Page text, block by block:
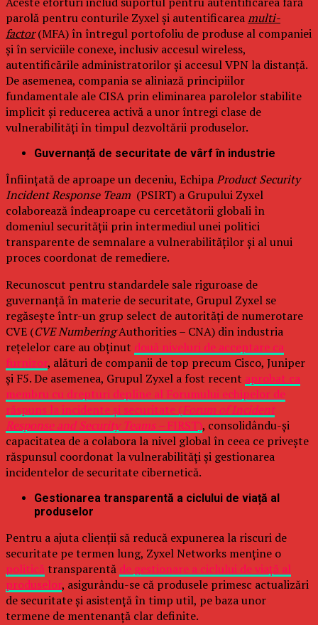
parolă pentru conturile Zyxel și autentificareamulti-
factor(MFA) în întregul portofoliu de produse al companiei
și în serviciile conexe, inclusiv accesul wireless,
autentificările administratorilor și accesul VPN la distanță.
De asemenea, compania se aliniază principiilor
fundamentale ale CISA prin eliminarea parolelor stabilite
implicit și reducerea activă a unor întregi clase de
vulnerabilități în timpul dezvoltării produselor.
Guvernanță de securitate de vârf în industrie
Înființată de aproape un deceniu, EchipaProduct Security
Incident Response Team (PSIRT) a Grupului Zyxel
colaborează îndeaproape cu cercetătorii globali în
domeniul securității prin intermediul unei politici
transparente de semnalare a vulnerabilităților și al unui
proces coordonat de remediere.
Recunoscut pentru standardele sale riguroase de
guvernanță în materie de securitate, Grupul Zyxel se
regăsește într-un grup select de autorități de numerotare
CVE (CVE NumberingAuthorities – CNA) din industria
rețelelor care au obținut două niveluri de acceptare ca
furnizor, alături de companii de top precum Cisco, Juniper
și F5. De asemenea, Grupul Zyxel a fost recent aprobat ca
membru cu drepturi depline al Forumului echipelor de
răspuns la incidente și securitate (Forum of Incident
Response and Security Teams –FIRST), consolidându-și
capacitatea de a colabora la nivel global în ceea ce privește
răspunsul coordonat la vulnerabilități și gestionarea
incidentelor de securitate cibernetică.
Gestionarea transparentă a ciclului de viață al
produselor
Pentru a ajuta clienții să reducă expunerea la riscuri de
securitate pe termen lung, Zyxel Networks menține o
politică transparentă de gestionare a ciclului de viață al
produselor, asigurându-se că produsele primesc actualizări
de securitate și asistență în timp util, pe baza unor
termene de mentenanță clar definite.